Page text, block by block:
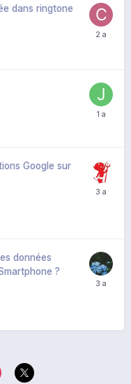
dans ringtone
Google sur
données
?